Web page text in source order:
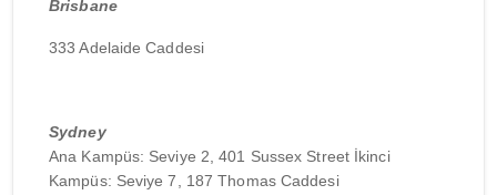
Brisbane
333 Adelaide Caddesi
Sydney
Ana Kampüs: Seviye 2, 401 Sussex Street İkinci
Kampüs: Seviye 7, 187 Thomas Caddesi